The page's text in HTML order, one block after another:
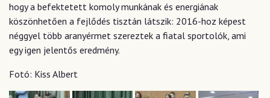
hogy a befektetett komoly munkának és energiának
köszönhetően a fejlődés tisztán látszik: 2016-hoz képest
néggyel több aranyérmet szereztek a fiatal sportolók, ami
egy igen jelentős eredmény.
Fotó: Kiss Albert